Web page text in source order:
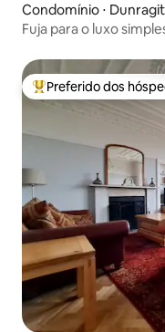
Condomínio ⋅ Dunragit
Fuja para o luxo
Entre os melhores
Preferido dos